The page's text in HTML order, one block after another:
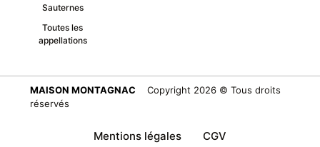
Sauternes
Toutes les
appellations
MAISON MONTAGNAC Copyright 2026 © Tous droits
réservés
Mentions légales
CGV